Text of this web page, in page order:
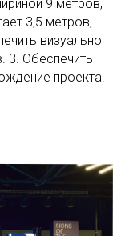
9 метров,
3,5 метров,
визуально
3. Обеспечить
проекта.